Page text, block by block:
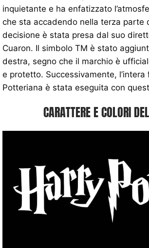
inquietante e ha enfatizzato
che sta accadendo nella terza parte
decisione è stata presa dal suo
Cuaron. Il simbolo TM è stato
destra, segno che il marchio è
e protetto. Successivamente, l’intera
Potteriana è stata eseguita con
CARATTERE E COLORI